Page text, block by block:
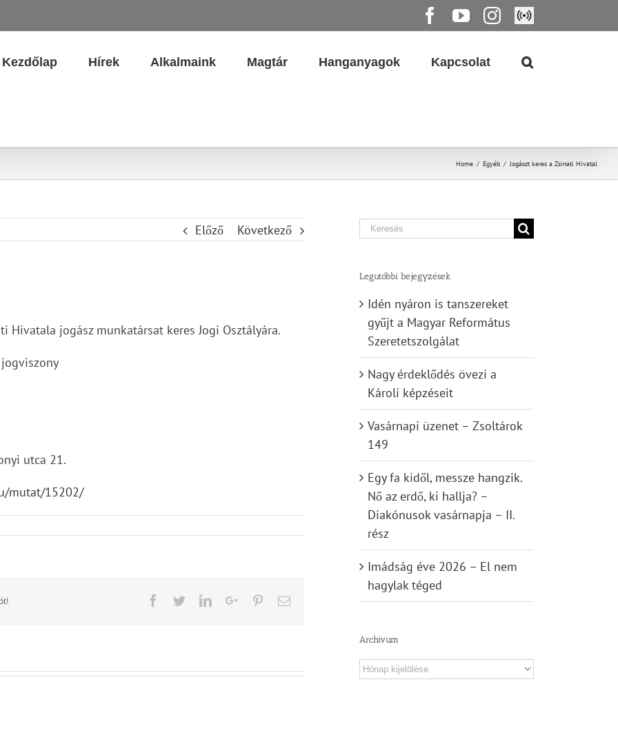
Facebook
YouTube
Instagram
Élő
közvetítés
Kezdőlap Hírek Alkalmaink Magtár Hanganyagok Kapcsolat
Home / Egyéb / Jogászt keres a Zsinati Hivatal
Előző Következő
Hivatala jogász munkatársat keres Jogi Osztályára.
utca 21.
mutat/15202/
Facebook
TwitterLinkedInGoogle+PinterestEmail
Search
Legutóbbi bejegyzések
Idén nyáron is tanszereket
gyűjt a Magyar Református
Szeretetszolgálat
Nagy érdeklődés övezi a
Károli képzéseit
Vasárnapi üzenet – Zsoltárok
149
Egy fa kidől, messze hangzik.
Nő az erdő, ki hallja? –
Diakónusok vasárnapja – II.
rész
Imádság éve 2026 – El nem
hagylak téged
Archívum
Archívum